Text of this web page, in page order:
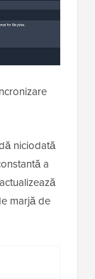
niciodată
a
marjă de